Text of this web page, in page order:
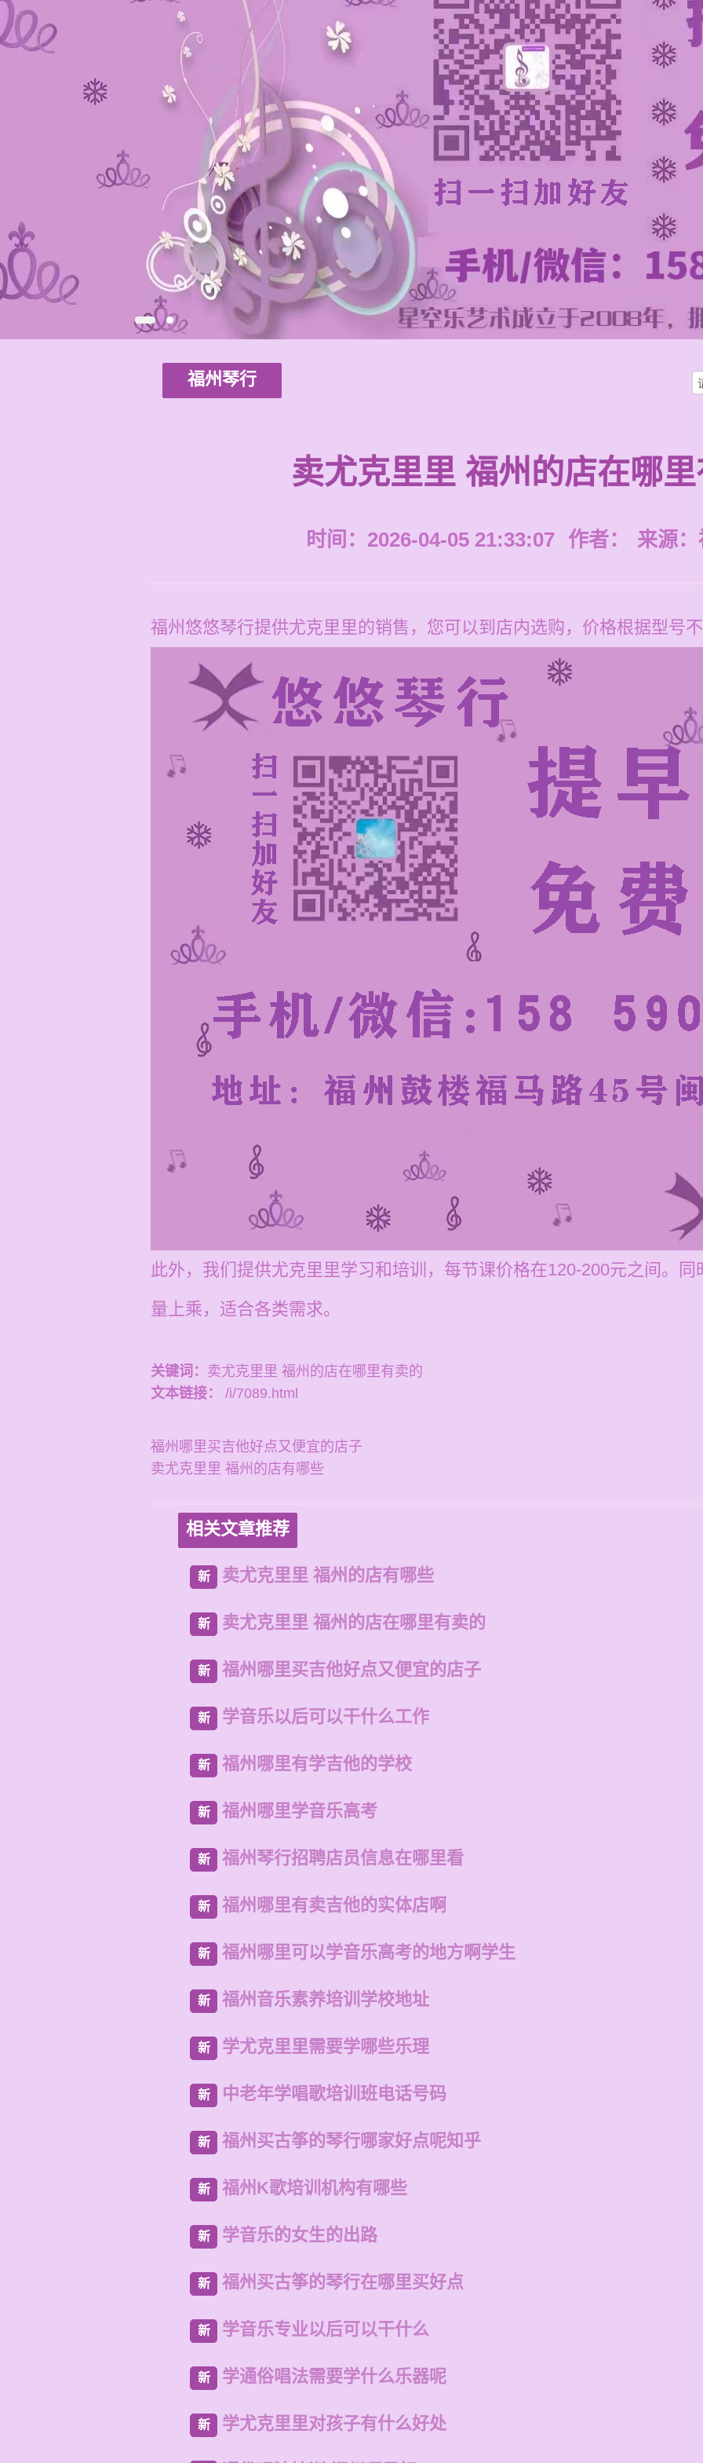
福州琴行
卖尤克里里 福州的店在哪
时间：2026-04-05 21:33:07 作者： 来源：
福州悠悠琴行提供尤克里里的销售，您可以到店内选购，价格根据型号
此外，我们提供尤克里里学习和培训，每节课价格在120-200元之间。
量上乘，适合各类需求。
关键词： 卖尤克里里 福州的店在哪里有卖的
文本链接：
/i/7089.html
福州哪里买吉他好点又便宜的店子
卖尤克里里 福州的店有哪些
相关文章推荐
新 卖尤克里里 福州的店有哪些
新 卖尤克里里 福州的店在哪里有卖的
新 福州哪里买吉他好点又便宜的店子
新 学音乐以后可以干什么工作
新 福州哪里有学吉他的学校
新 福州哪里学音乐高考
新 福州琴行招聘店员信息在哪里看
新 福州哪里有卖吉他的实体店啊
新 福州哪里可以学音乐高考的地方啊学生
新 福州音乐素养培训学校地址
新 学尤克里里需要学哪些乐理
新 中老年学唱歌培训班电话号码
新 福州买古筝的琴行哪家好点呢知乎
新 福州K歌培训机构有哪些
新 学音乐的女生的出路
新 福州买古筝的琴行在哪里买好点
新 学音乐专业以后可以干什么
新 学通俗唱法需要学什么乐器呢
新 学尤克里里对孩子有什么好处